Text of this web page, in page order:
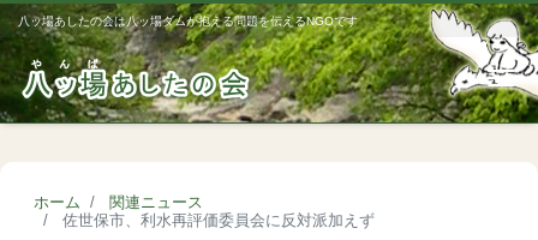
八ッ場あしたの会は八ッ場ダムが抱える問題を伝えるNGOです
ホーム
関連ニュース
佐世保市、利水再評価委員会に反対派加えず